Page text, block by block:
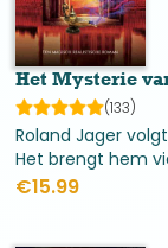
Het Mysterie
(133)
Roland Jager
Het brengt hem
werkte in de zorg
€15.99